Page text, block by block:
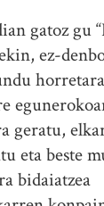
gatoz gu
ez-
geratu,
eta beste
bidaiatzea